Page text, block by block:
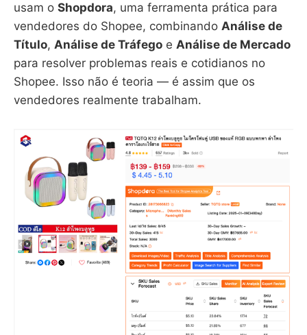
usam o Shopdora, uma ferramenta prática para
vendedores do Shopee, combinando Análise de
Título, Análise de Tráfego e Análise de Mercado
para resolver problemas reais e cotidianos no
Shopee. Isso não é teoria — é assim que os
vendedores realmente trabalham.